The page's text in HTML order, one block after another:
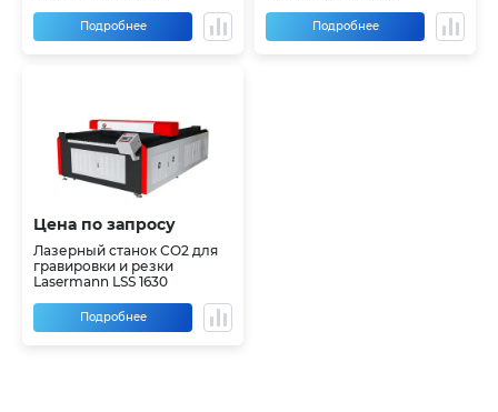
Подробнее Подробнее
Цена по запросу
Лазерный станок СО2 для
гравировки и резки
Lasermann LSS 1630
Подробнее